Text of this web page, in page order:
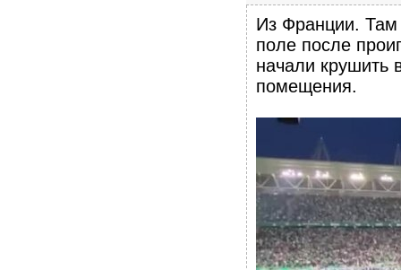
Из Франции.
поле после
начали крушить
помещения.